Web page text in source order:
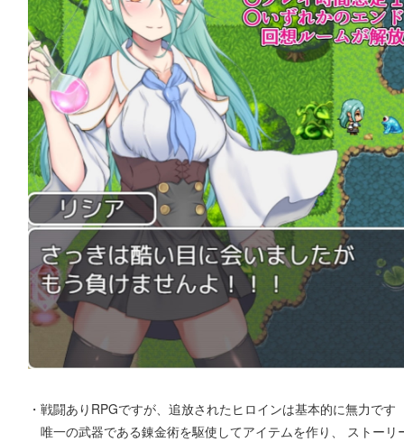
・戦闘ありRPGですが、追放されたヒロインは基本的に無力です
唯一の武器である錬金術を駆使してアイテムを作り、 ストーリ